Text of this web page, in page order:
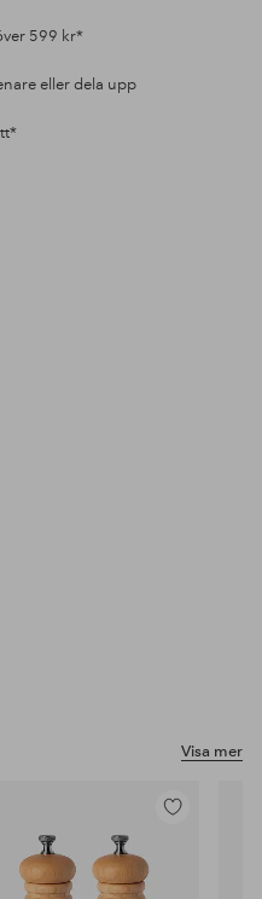
599 kr*
eller dela upp
Visa mer
Lägg